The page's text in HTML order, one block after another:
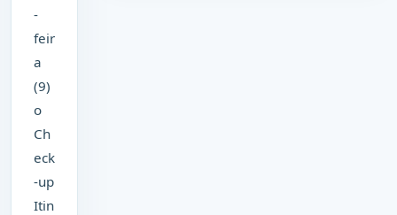
-
feir
a
(9)
o
Ch
eck
-up
Itin